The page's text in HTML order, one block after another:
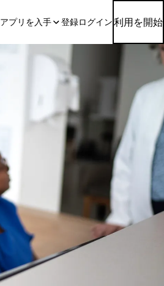
アプリを入手 登録ログイン利用を開始